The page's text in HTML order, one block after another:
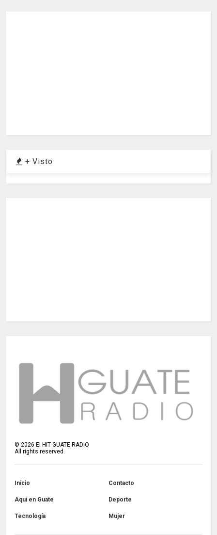
+ Visto
©2026 El HIT GUATE RADIO
All rights reserved.
Inicio Contacto
Aquí en Guate Deporte
Tecnología Mujer